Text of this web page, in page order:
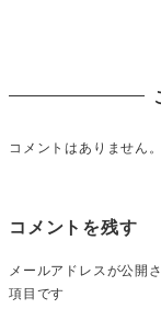
コメントはありません。
コメントを残す
メールアドレスが公開
項目です